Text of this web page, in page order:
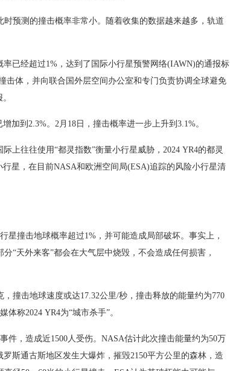
测的撞击概率非常小。随着收集的数据越来越多，轨道
已经超过1%，达到了国际小行星预警网络(IAWN)的通报标
击体，并向联合国外层空间办公室和专门负责协调全球避免
到2.3%。2月18日，撞击概率进一步上升到3.1%。
往往使用“都灵指数”衡量小行星威胁，2024 YR4的都灵
星，在目前NASA和欧洲空间局(ESA)追踪的风险小行星清
撞击地球概率超过1%，并可能造成局部破坏。事实上，
“天外来客”都会在大气层中烧毁，不会造成任何损害，
撞击地球速度或达17.32公里/秒，撞击释放的能量约为770
称2024 YR4为“城市杀手”。
，造成近1500人受伤。NASA估计此次撞击能量约为50万
斯通古斯地区发生大爆炸，摧毁2150平方公里的森林，造